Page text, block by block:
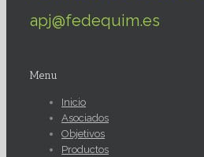
apj@fedequim.es
Menu
Inicio
Asociados
Objetivos
Productos